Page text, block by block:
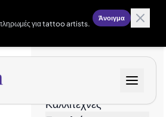
πληρωμές για tattoo artists.
Άνοιγμα
Καλλιτέχνες